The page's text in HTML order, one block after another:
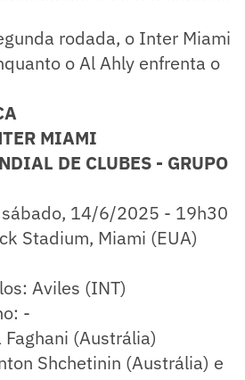
rodada, o Inter Miami
o Al Ahly enfrenta o
MIAMI
DE CLUBES - GRUPO
14/6/2025 - 19h30
Stadium, Miami (EUA)
Aviles (INT)
-
(Austrália)
Shchetinin (Austrália) e